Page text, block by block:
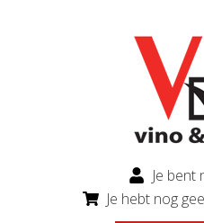
Je bent
Je hebt nog